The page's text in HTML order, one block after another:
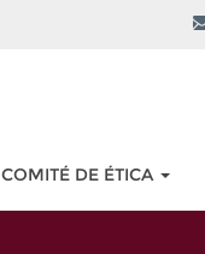
COMITÉ DE ÉTICA